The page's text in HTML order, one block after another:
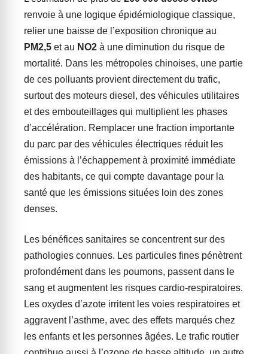
renvoie à une logique épidémiologique classique,
relier une baisse de l’exposition chronique au
PM2,5 et au NO2 à une diminution du risque de
mortalité. Dans les métropoles chinoises, une partie
de ces polluants provient directement du trafic,
surtout des moteurs diesel, des véhicules utilitaires
et des embouteillages qui multiplient les phases
d’accélération. Remplacer une fraction importante
du parc par des véhicules électriques réduit les
émissions à l’échappement à proximité immédiate
des habitants, ce qui compte davantage pour la
santé que les émissions situées loin des zones
denses.
Les bénéfices sanitaires se concentrent sur des
pathologies connues. Les particules fines pénètrent
profondément dans les poumons, passent dans le
sang et augmentent les risques cardio-respiratoires.
Les oxydes d’azote irritent les voies respiratoires et
aggravent l’asthme, avec des effets marqués chez
les enfants et les personnes âgées. Le trafic routier